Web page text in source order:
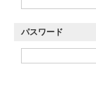
パスワード